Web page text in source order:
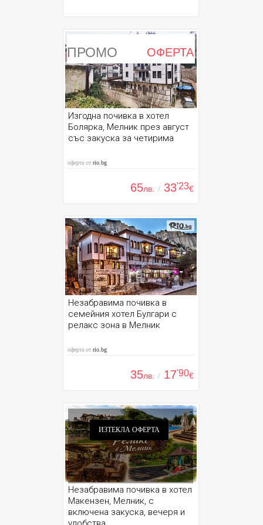
ПРОМО ОФЕРТА
Изгодна почивка в хотел
Болярка, Мелник през август
със закуска за четирима
оферта отrio.bg
65лв. / 33'23€
Незабравима почивка в
семейния хотел Булгари с
релакс зона в Мелник
оферта отrio.bg
35лв. / 17'90€
ИЗТЕКЛА ОФЕРТА
Незабравима почивка в хотел
Макензен, Мелник, с
включена закуска, вечеря и